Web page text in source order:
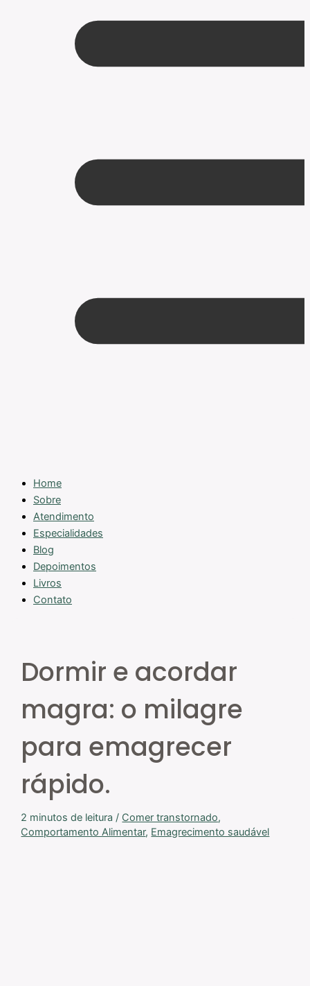
Home
Sobre
Atendimento
Especialidades
Blog
Depoimentos
Livros
Contato
Dormir e acordar
magra: o milagre
para emagrecer
rápido.
2 minutos de leitura / Comer transtornado,
Comportamento Alimentar, Emagrecimento saudável